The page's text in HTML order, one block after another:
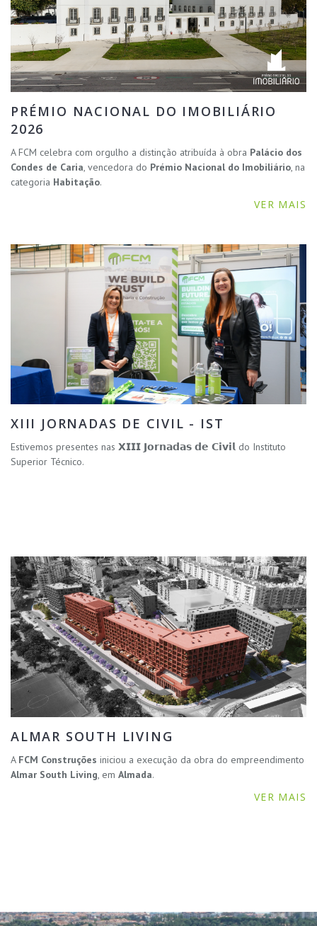
PRÉMIO NACIONAL DO IMOBILIÁRIO
2026
A FCM celebra com orgulho a distinção atribuída à obra Palácio dos
Condes de Caria, vencedora do Prémio Nacional do Imobiliário, na
categoria Habitação.
VER MAIS
XIII JORNADAS DE CIVIL - IST
Estivemos presentes nas 𝗫𝗜𝗜𝗜 𝗝𝗼𝗿𝗻𝗮𝗱𝗮𝘀 𝗱𝗲 𝗖𝗶𝘃𝗶𝗹 do Instituto
Superior Técnico.
ALMAR SOUTH LIVING
A FCM Construções iniciou a execução da obra do empreendimento
Almar South Living, em Almada.
VER MAIS